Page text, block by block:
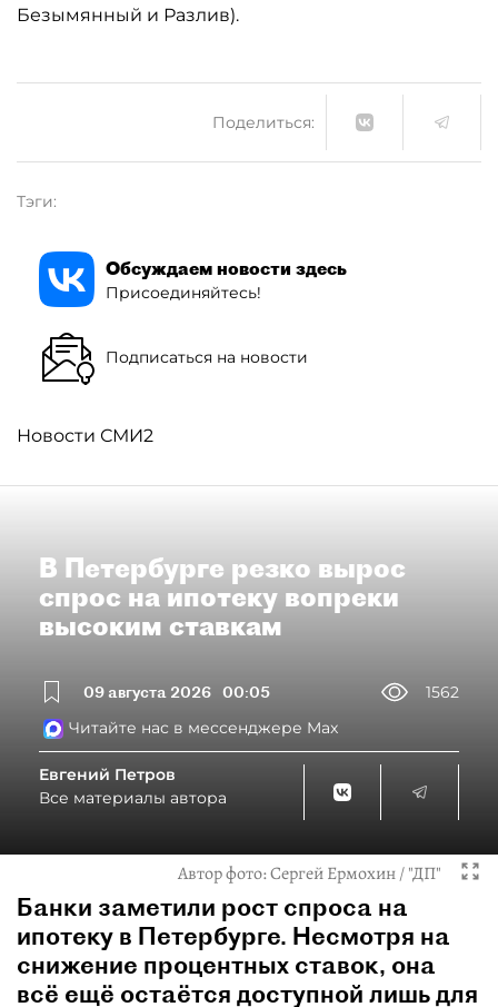
Безымянный и Разлив).
Поделиться:
Тэги:
Обсуждаем новости здесь
Присоединяйтесь!
Подписаться на новости
Новости СМИ2
В Петербурге резко вырос
спрос на ипотеку вопреки
высоким ставкам
09 августа 2026 00:05
1562
Читайте нас в мессенджере Max
Евгений Петров
Все материалы автора
Автор фото:Сергей Ермохин / "ДП"
Банки заметили рост спроса на
ипотеку в Петербурге. Несмотря на
снижение процентных ставок, она
всё ещё остаётся доступной лишь для